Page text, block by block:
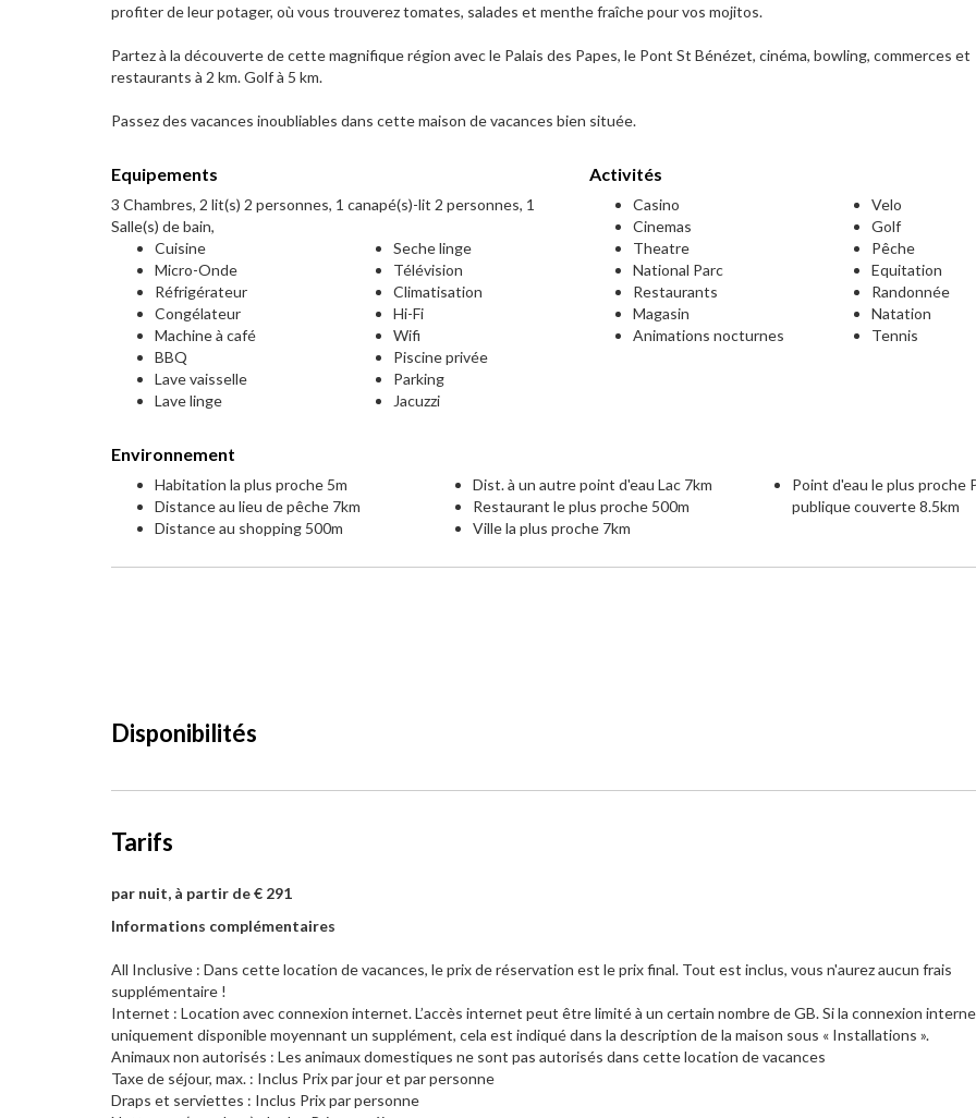
profiter de leur potager, où vous trouverez tomates, salades et menthe fraîche pour vos mojitos.
Partez à la découverte de cette magnifique région avec le Palais des Papes, le Pont St Bénézet, cinéma, bowling, commerces et
restaurants à 2 km. Golf à 5 km.
Passez des vacances inoubliables dans cette maison de vacances bien située.
Equipements
3 Chambres, 2 lit(s) 2 personnes, 1 canapé(s)-lit 2 personnes, 1
Salle(s) de bain,
Cuisine
Micro-Onde
Réfrigérateur
Congélateur
Machine à café
BBQ
Lave vaisselle
Lave linge
Seche linge
Télévision
Climatisation
Hi-Fi
Wifi
Piscine privée
Parking
Jacuzzi
Activités
Casino
Cinemas
Theatre
National Parc
Restaurants
Magasin
Animations nocturnes
Velo
Golf
Pêche
Equitation
Randonnée
Natation
Tennis
Environnement
Habitation la plus proche 5m
Distance au lieu de pêche 7km
Distance au shopping 500m
Dist. à un autre point d'eau Lac 7km
Restaurant le plus proche 500m
Ville la plus proche 7km
Point d'eau le plus proche
publique couverte 8.5km
Disponibilités
Tarifs
par nuit, à partir de € 291
Informations complémentaires
All Inclusive : Dans cette location de vacances, le prix de réservation est le prix final. Tout est inclus, vous n'aurez aucun frais
supplémentaire !
Internet : Location avec connexion internet. L’accès internet peut être limité à un certain nombre de GB. Si la connexion
uniquement disponible moyennant un supplément, cela est indiqué dans la description de la maison sous « Installations ».
Animaux non autorisés : Les animaux domestiques ne sont pas autorisés dans cette location de vacances
Taxe de séjour, max. : Inclus Prix par jour et par personne
Draps et serviettes : Inclus Prix par personne